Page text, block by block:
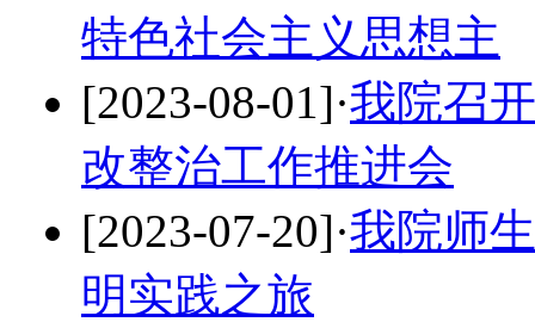
特色社会主义思想主
[2023-08-01]·我院召
改整治工作推进会
[2023-07-20]·我院师
明实践之旅